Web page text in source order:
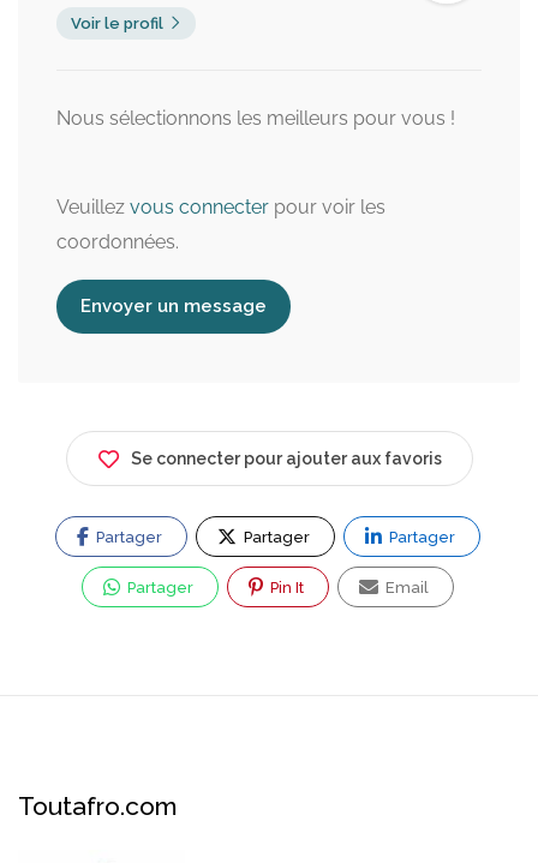
Voir le profil
Nous sélectionnons les meilleurs pour vous !
Veuillez vous connecter pour voir les
coordonnées.
Envoyer un message
Se connecter pour ajouter aux favoris
Partager Partager Partager
Partager Pin It Email
Toutafro.com